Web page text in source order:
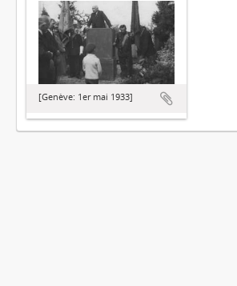
[Genève: 1er mai 1933]